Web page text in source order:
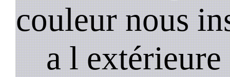
couleur nous
a l